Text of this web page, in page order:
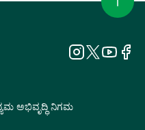
ಅಭಿವೃದ್ಧಿ ನಿಗಮ